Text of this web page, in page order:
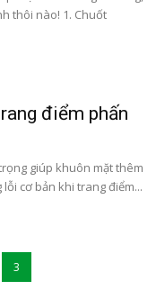
thôi nào! 1. Chuốt
điểm phấn
giúp khuôn mặt thêm
cơ bản khi trang điểm...
3